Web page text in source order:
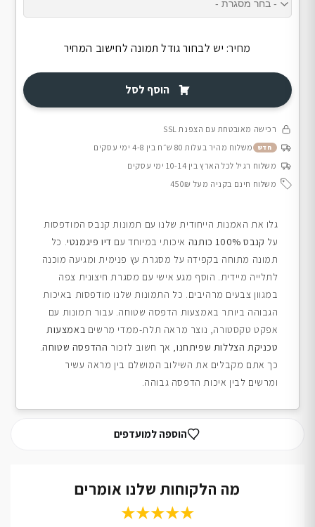
מחיר: יש לבחור גודל תמונה לחישוב המחיר
הוסף לסל
רכישה מאובטחת עם הצפנת SSL
חדש
משלוח מהיר בעלות 80 ש״ח בין 4-8 ימי עסקים
משלוח רגיל לכל הארץ בין 10-14 ימי עסקים
משלוח חינם בקניה מעל 450₪
גלו את האמנות הייחודית שלנו עם תמונות קנבס המודפסות
על קנבס 100% כותנה איכותי במיוחד עם דיו פיגמנטי. כל
תמונה מתוחה בקפידה על מסגרת עץ פנימית ומגיעה מוכנה
לתלייה מיידית. הוסף מגע אישי עם מסגרת חיצונית צפה
במגוון צבעים מרהיבים. כל התמונות שלנו מודפסות באיכות
הגבוהה ביותר באמצעות הדפסה שטוחה. עבור תמונות עם
אפקט טקסטורה, נוצר מראה תלת-ממדי מרשים באמצעות
טכניקת הצללות שפיתחנו, אך חשוב לזכור ההדפסה שטוחה.
כך אתם מקבלים את השילוב המושלם בין מראה עשיר
ומרשים לבין איכות הדפסה גבוהה.
הוספה למועדפים
מה הלקוחות שלנו אומרים
★★★★★